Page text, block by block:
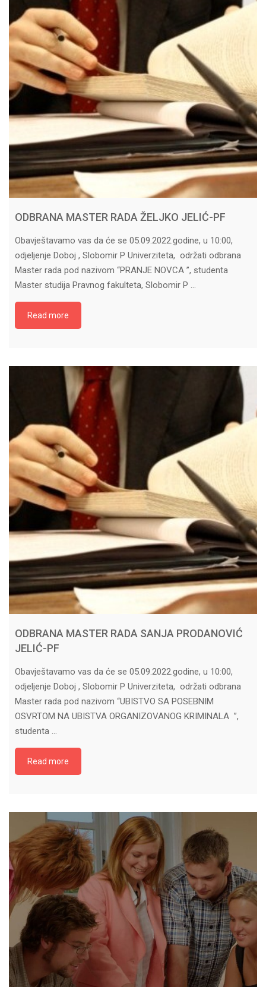
ODBRANA MASTER RADA ŽELJKO JELIĆ-PF
Obavještavamo vas da će se 05.09.2022.godine, u 10:00,
odjeljenje Doboj , Slobomir P Univerziteta, održati odbrana
Master rada pod nazivom “PRANJE NOVCA ”, studenta
Master studija Pravnog fakulteta, Slobomir P …
Read more
ODBRANA MASTER RADA SANJA PRODANOVIĆ
JELIĆ-PF
Obavještavamo vas da će se 05.09.2022.godine, u 10:00,
odjeljenje Doboj , Slobomir P Univerziteta, održati odbrana
Master rada pod nazivom “UBISTVO SA POSEBNIM
OSVRTOM NA UBISTVA ORGANIZOVANOG KRIMINALA ”,
studenta …
Read more